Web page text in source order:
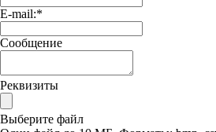
E-mail:*
Сообщение
Реквизиты
Выберите файл